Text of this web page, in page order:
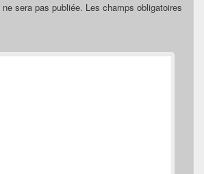
sera pas publiée. Les champs obligatoires